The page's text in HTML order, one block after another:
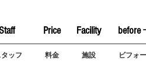
Price Facility before
タッフ 料金 施設 ビフォ